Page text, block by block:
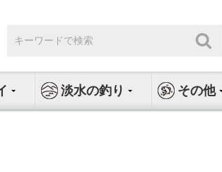
索:
淡水の釣り その他